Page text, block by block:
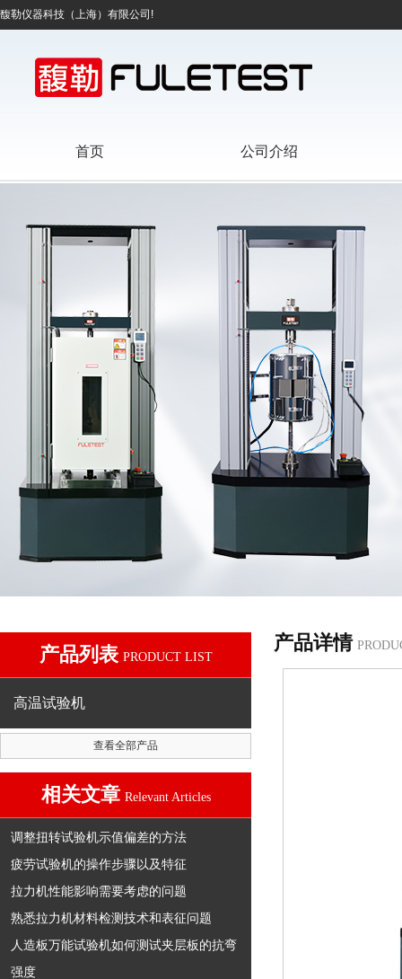
馥勒仪器科技（上海）有限公司!
首页 公司介绍
产品列表 PRODUCT LIST
高温试验机
查看全部产品
相关文章 Relevant Articles
调整扭转试验机示值偏差的方法
疲劳试验机的操作步骤以及特征
拉力机性能影响需要考虑的问题
熟悉拉力机材料检测技术和表征问题
人造板万能试验机如何测试夹层板的抗弯
强度
产品详情